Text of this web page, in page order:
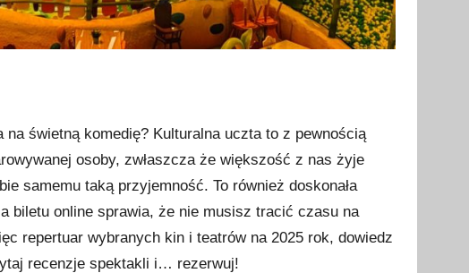
świetną komedię? Kulturalna uczta to z pewnością
osoby, zwłaszcza że większość z nas żyje
samemu taką przyjemność. To również doskonała
biletu online sprawia, że nie musisz tracić czasu na
repertuar wybranych kin i teatrów na 2025 rok, dowiedz
recenzje spektakli i… rezerwuj!